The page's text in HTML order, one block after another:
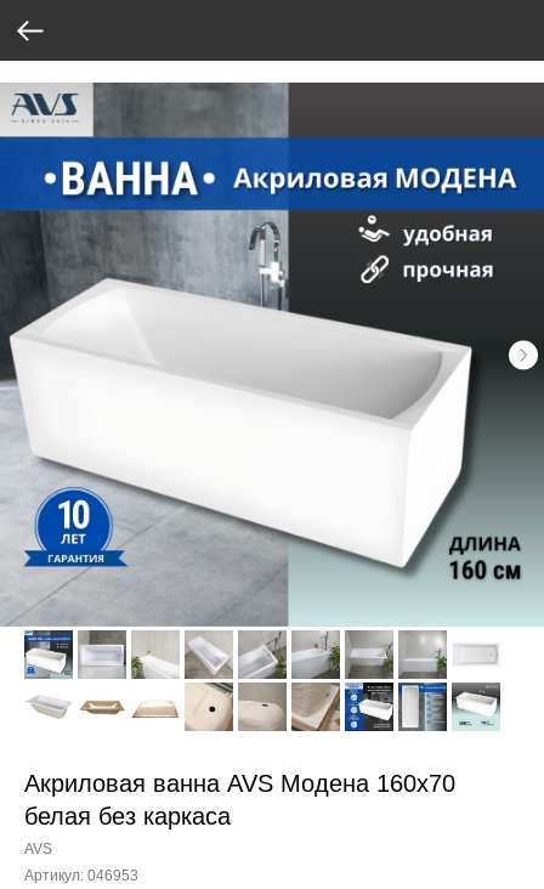
Акриловая ванна AVS Модена 160x70
белая без каркаса
AVS
Артикул: 046953